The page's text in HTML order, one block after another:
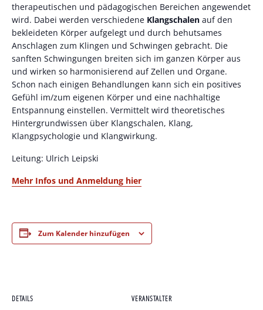
therapeutischen und pädagogischen Bereichen angewendet
wird. Dabei werden verschiedene Klangschalen auf den
bekleideten Körper aufgelegt und durch behutsames
Anschlagen zum Klingen und Schwingen gebracht. Die
sanften Schwingungen breiten sich im ganzen Körper aus
und wirken so harmonisierend auf Zellen und Organe.
Schon nach einigen Behandlungen kann sich ein positives
Gefühl im/zum eigenen Körper und eine nachhaltige
Entspannung einstellen. Vermittelt wird theoretisches
Hintergrundwissen über Klangschalen, Klang,
Klangpsychologie und Klangwirkung.
Leitung: Ulrich Leipski
Mehr Infos und Anmeldung hier
Zum Kalender hinzufügen
DETAILS VERANSTALTER